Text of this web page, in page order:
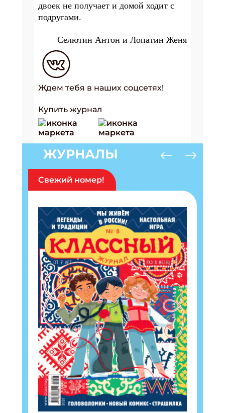
двоек не получает и домой ходит с
подругами.
Селютин Антон и Лопатин Женя
Ждем тебя в наших соцсетях!
Купить журнал
ЖУРНАЛЫ
Свежий номер!